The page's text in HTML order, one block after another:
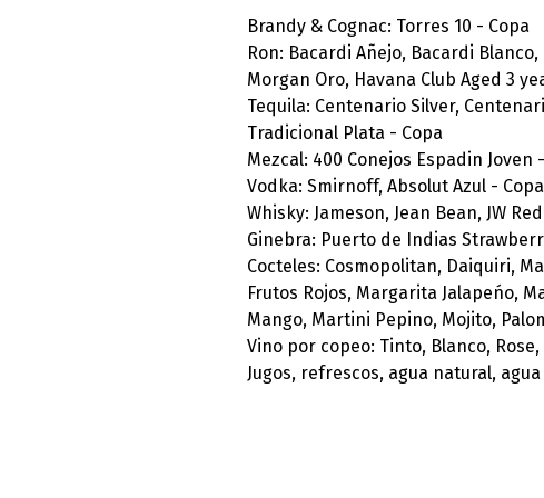
Brandy & Cognac: Torres 10 - Copa
Ron: Bacardi Añejo, Bacardi
Morgan Oro, Havana Club Aged 3
Tequila: Centenario Silver,
Tradicional Plata - Copa
Mezcal: 400 Conejos Espadin Joven
Vodka: Smirnoff, Absolut Azul - Copa
Whisky: Jameson, Jean Bean, JW
Ginebra: Puerto de Indias
Cocteles: Cosmopolitan, Daiquiri,
Frutos Rojos, Margarita Jalapeńo,
Mango, Martini Pepino, Mojito,
Vino por copeo: Tinto, Blanco,
Jugos, refrescos, agua natural,